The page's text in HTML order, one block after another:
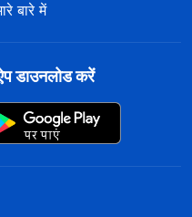
बारे में
डाउनलोड करें